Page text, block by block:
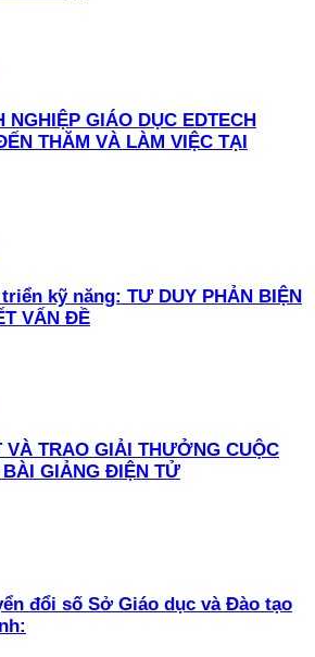
NGHIỆP GIÁO DỤC EDTECH
THĂM VÀ LÀM VIỆC TẠI
kỹ năng: TƯ DUY PHẢN BIỆN
VẤN ĐỀ
VÀ TRAO GIẢI THƯỞNG CUỘC
BÀI GIẢNG ĐIỆN TỬ
đổi số Sở Giáo dục và Đào tạo